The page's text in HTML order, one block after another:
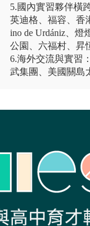
5.國內實習夥伴橫
英迪格、福容、香
ino de Urdániz、
公園、六福村、昇
6.海外交流與實習
武集團、美國關島